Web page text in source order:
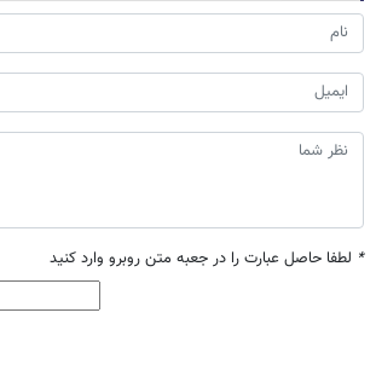
* لطفا حاصل عبارت را در جعبه متن روبرو وارد کنید